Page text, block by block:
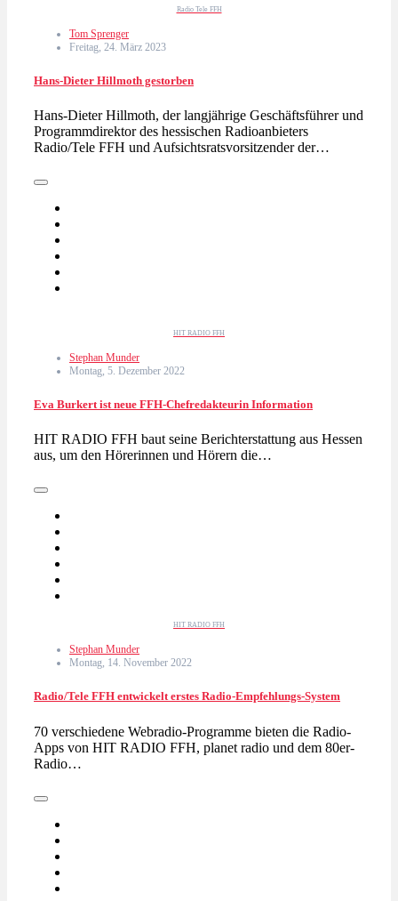
Radio Tele FFH
Tom Sprenger
Freitag, 24. März 2023
Hans-Dieter Hillmoth gestorben
Hans-Dieter Hillmoth, der langjährige Geschäftsführer und
Programmdirektor des hessischen Radioanbieters
Radio/Tele FFH und Aufsichtsratsvorsitzender der…
HIT RADIO FFH
Stephan Munder
Montag, 5. Dezember 2022
Eva Burkert ist neue FFH-Chefredakteurin Information
HIT RADIO FFH baut seine Berichterstattung aus Hessen
aus, um den Hörerinnen und Hörern die…
HIT RADIO FFH
Stephan Munder
Montag, 14. November 2022
Radio/Tele FFH entwickelt erstes Radio-Empfehlungs-System
70 verschiedene Webradio-Programme bieten die Radio-
Apps von HIT RADIO FFH, planet radio und dem 80er-
Radio…